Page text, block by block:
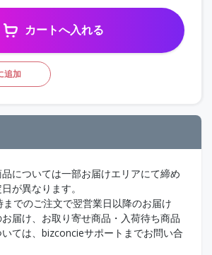
カートへ入れる
追加
については一部お届けエリアにて締め
が異なります。
でのご注文で翌営業日以降のお届け
届け、お取り寄せ商品・入荷待ち商品
ては、bizconcieサポートまでお問い合